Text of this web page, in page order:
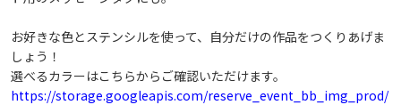
お好きな色とステンシルを使って、自分だけの作品をつくりあげま
しょう！
選べるカラーはこちらからご確認いただけます。
https://storage.googleapis.com/reserve_event_bb_img_prod/